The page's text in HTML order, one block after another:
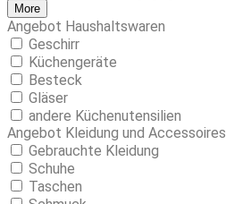
More
Angebot Haushaltswaren
Geschirr
Küchengeräte
Besteck
Gläser
andere Küchenutensilien
Angebot Kleidung und Accessoires
Gebrauchte Kleidung
Schuhe
Taschen